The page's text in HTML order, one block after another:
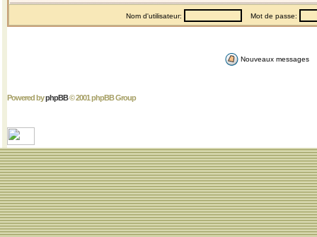
Nom d'utilisateur: Mot de passe:
Nouveaux messages
Powered byphpBB© 2001 phpBB Group